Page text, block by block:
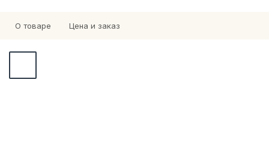
О товаре Цена и заказ